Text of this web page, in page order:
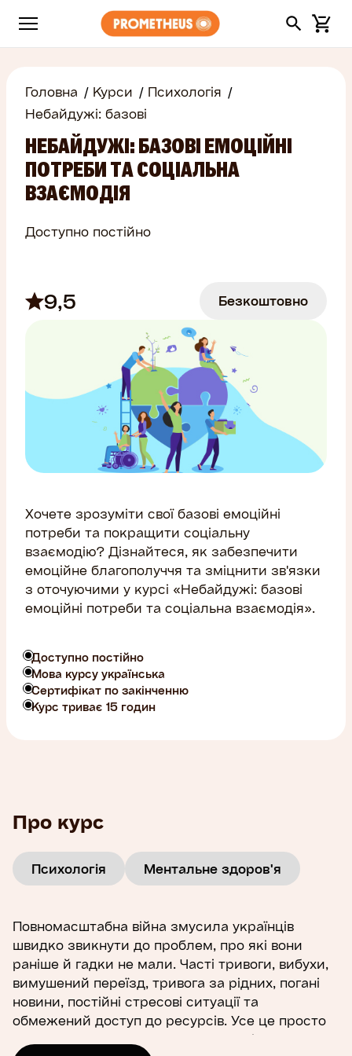
Головна Курси
Психологія
Небайдужі: базові
НЕБАЙДУЖІ: БАЗОВІ ЕМОЦІЙНІ
ПОТРЕБИ ТА СОЦІАЛЬНА
ВЗАЄМОДІЯ
Доступно постійно
9,5 Безкоштовно
Хочете зрозуміти свої базові емоційні
потреби та покращити соціальну
взаємодію? Дізнайтеся, як забезпечити
емоційне благополуччя та зміцнити зв'язки
з оточуючими у курсі «Небайдужі: базові
емоційні потреби та соціальна взаємодія».
Доступно постійно
Мова курсу українська
Сертифікат по закінченню
Курс триває 15 годин
Про курс
Психологія Ментальне здоров'я
Повномасштабна війна змусила українців
швидко звикнути до проблем, про які вони
раніше й гадки не мали. Часті тривоги, вибухи,
вимушений переїзд, тривога за рідних, погані
новини, постійні стресові ситуації та
обмежений доступ до ресурсів. Усе це просто
не могло не вплинути на наше психічне